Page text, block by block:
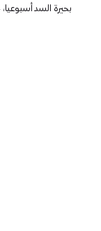
بحيرة السد